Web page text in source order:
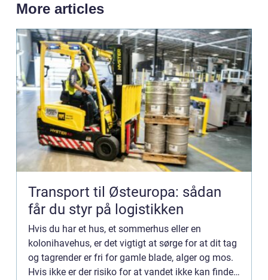
More articles
Transport til Østeuropa: sådan
får du styr på logistikken
Hvis du har et hus, et sommerhus eller en
kolonihavehus, er det vigtigt at sørge for at dit tag
og tagrender er fri for gamle blade, alger og mos.
Hvis ikke er der risiko for at vandet ikke kan finde